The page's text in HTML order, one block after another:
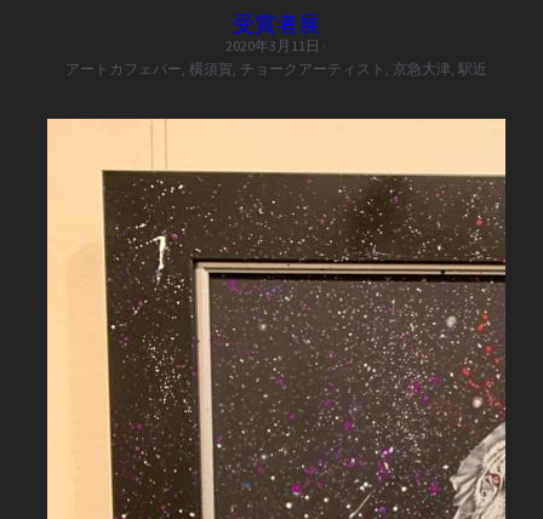
受賞者展
2020年3月11日 ·
アートカフェバー, 横須賀, チョークアーティスト, 京急大津, 駅近